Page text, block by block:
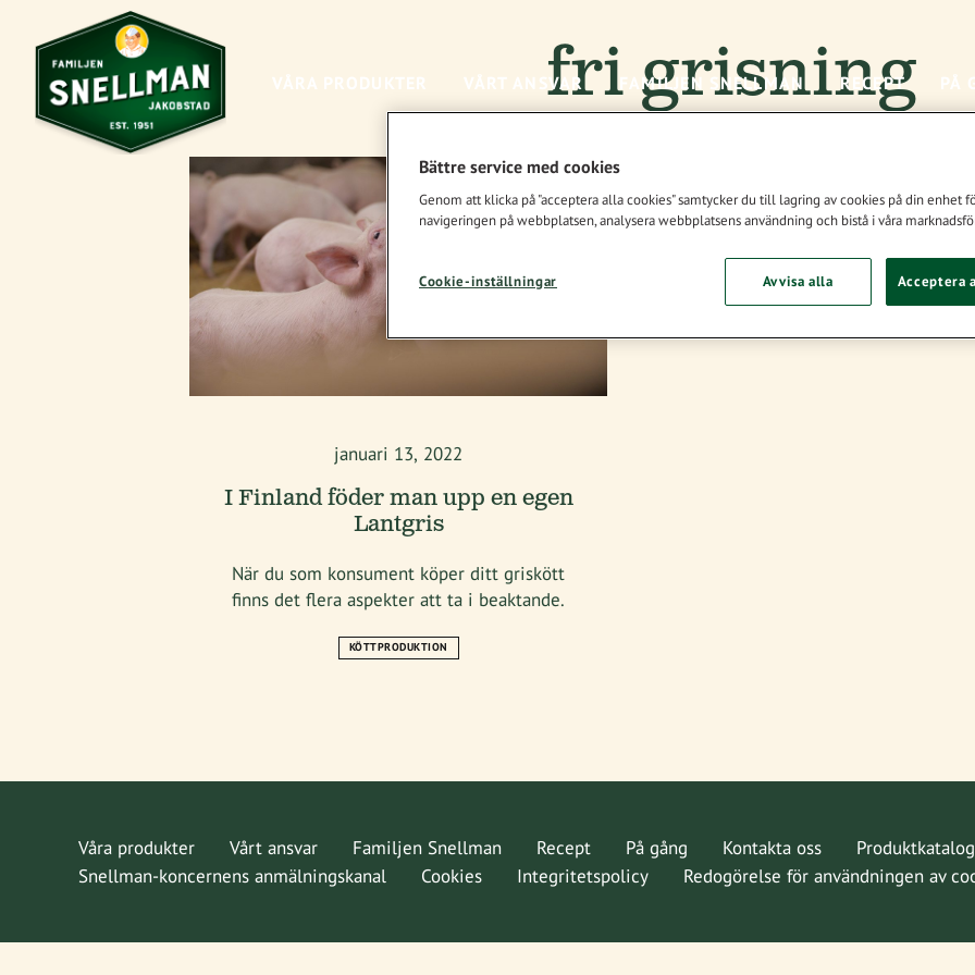
VÅRA PRODUKTER VÅRT ANSVAR FAMILJEN SNELLMAN RECEPT PÅ
fri grisning
januari 13, 2022
I Finland föder man upp en egen
Lantgris
När du som konsument köper ditt griskött
finns det flera aspekter att ta i beaktande.
KÖTTPRODUKTION
Våra produkter Vårt ansvar Familjen Snellman Recept På gång Kontakta oss
Produktkatalog
Snellman-koncernens anmälningskanal
Cookies Integritetspolicy Redogörelse för användningen av
Bättre service med cookies
Genom att klicka på "acceptera alla cookies" samtycker du till lagring av cookies på din enhet
navigeringen på webbplatsen, analysera webbplatsens användning och bistå i våra
Cookie-inställningar Avvisa alla Acceptera